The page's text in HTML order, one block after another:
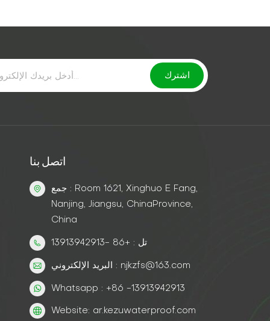
اتصل بنا
جمع : Room 1621, Xinghuo E Fang,
Nanjing, Jiangsu, ChinaProvince,
China
تل : +86 -13913942913
البريد الإلكتروني : njkzfs@163.com
Whatsapp : +86 -13913942913
Website: ar.kezuwaterproof.com